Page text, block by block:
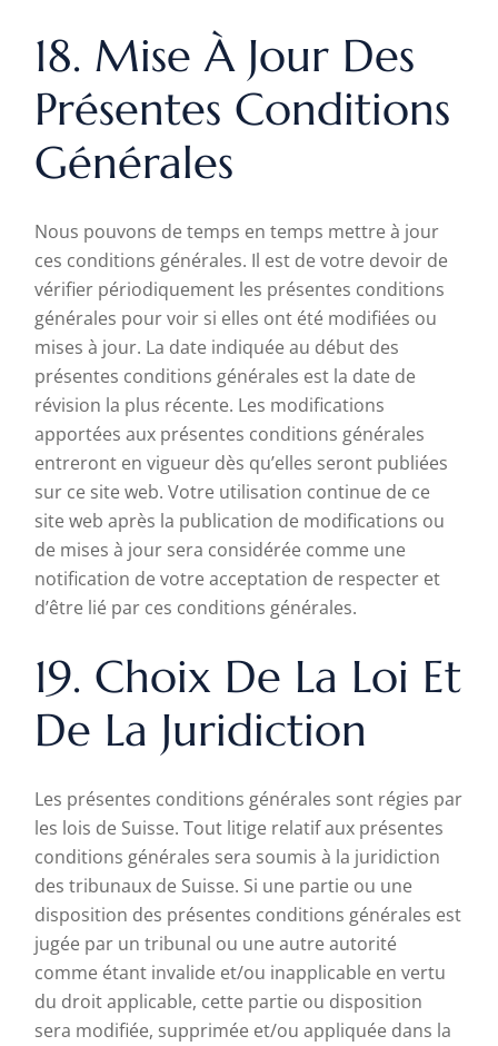
18. Mise À Jour Des
Présentes Conditions
Générales
Nous pouvons de temps en temps mettre à jour
ces conditions générales. Il est de votre devoir de
vérifier périodiquement les présentes conditions
générales pour voir si elles ont été modifiées ou
mises à jour. La date indiquée au début des
présentes conditions générales est la date de
révision la plus récente. Les modifications
apportées aux présentes conditions générales
entreront en vigueur dès qu’elles seront publiées
sur ce site web. Votre utilisation continue de ce
site web après la publication de modifications ou
de mises à jour sera considérée comme une
notification de votre acceptation de respecter et
d’être lié par ces conditions générales.
19. Choix De La Loi Et
De La Juridiction
Les présentes conditions générales sont régies par
les lois de Suisse. Tout litige relatif aux présentes
conditions générales sera soumis à la juridiction
des tribunaux de Suisse. Si une partie ou une
disposition des présentes conditions générales est
jugée par un tribunal ou une autre autorité
comme étant invalide et/ou inapplicable en vertu
du droit applicable, cette partie ou disposition
sera modifiée, supprimée et/ou appliquée dans la